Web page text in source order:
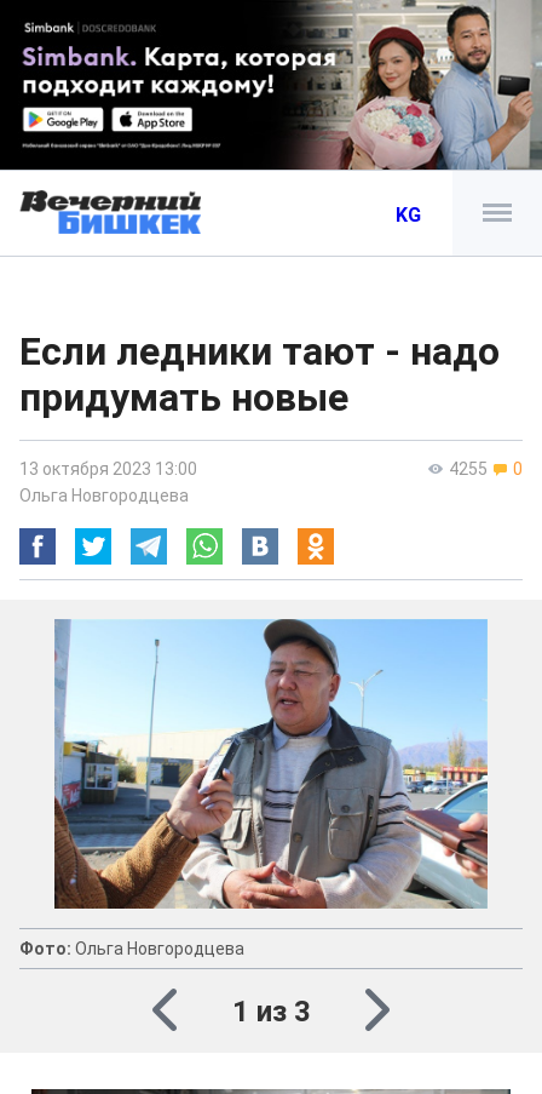
KG
Если ледники тают - надо
придумать новые
4255 0
13 октября 2023 13:00
Ольга Новгородцева
Фото: Ольга Новгородцева
1 из 3